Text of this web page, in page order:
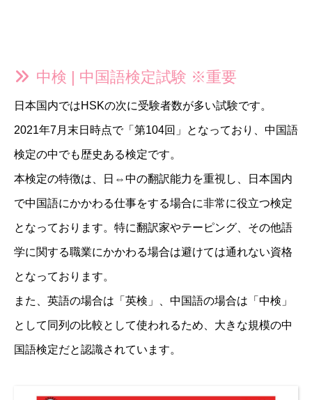
中検 | 中国語検定試験 ※重要
日本国内ではHSKの次に受験者数が多い試験です。
2021年7月末日時点で「第104回」となっており、中国語
検定の中でも歴史ある検定です。
本検定の特徴は、日⇔中の翻訳能力を重視し、日本国内
で中国語にかかわる仕事をする場合に非常に役立つ検定
となっております。特に翻訳家やテーピング、その他語
学に関する職業にかかわる場合は避けては通れない資格
となっております。
また、英語の場合は「英検」、中国語の場合は「中検」
として同列の比較として使われるため、大きな規模の中
国語検定だと認識されています。